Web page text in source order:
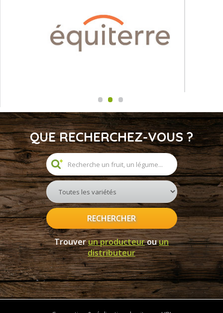
QUE RECHERCHEZ-VOUS ?
RECHERCHER
Trouverun producteurouun
distributeur